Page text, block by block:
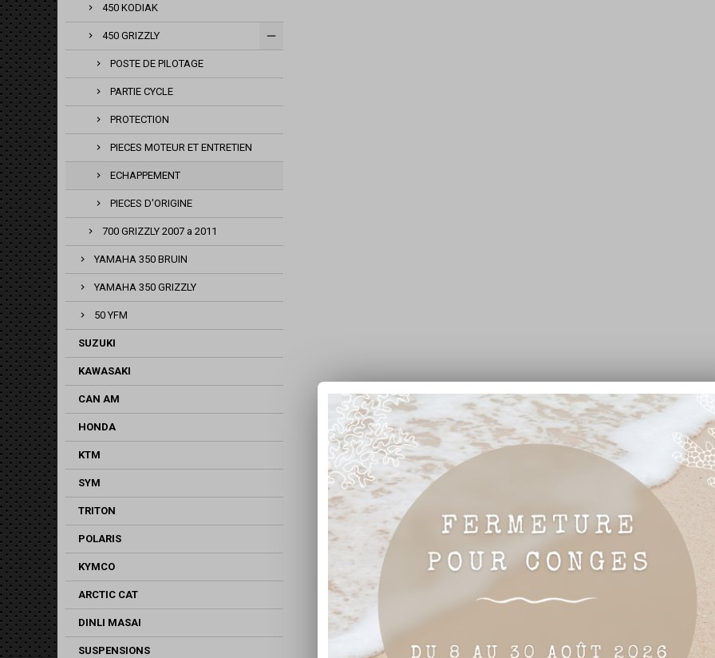
450 KODIAK
450 GRIZZLY
POSTE DE PILOTAGE
PARTIE CYCLE
PROTECTION
PIECES MOTEUR ET ENTRETIEN
ECHAPPEMENT
PIECES D'ORIGINE
700 GRIZZLY 2007 a 2011
YAMAHA 350 BRUIN
YAMAHA 350 GRIZZLY
50 YFM
SUZUKI
KAWASAKI
CAN AM
HONDA
KTM
SYM
TRITON
POLARIS
KYMCO
ARCTIC CAT
DINLI MASAI
SUSPENSIONS